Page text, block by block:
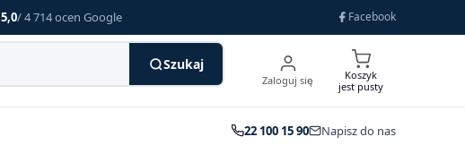
5,0/ 4 714 ocen Google Facebook
Szukaj
Zaloguj się
Koszyk
jest pusty
22 100 15 90 Napisz do nas